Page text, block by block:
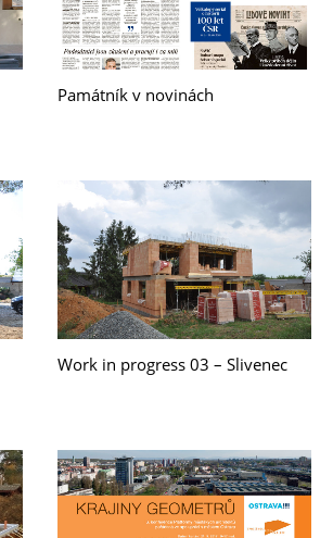
Památník v novinách
Work in progress 03 – Slivenec